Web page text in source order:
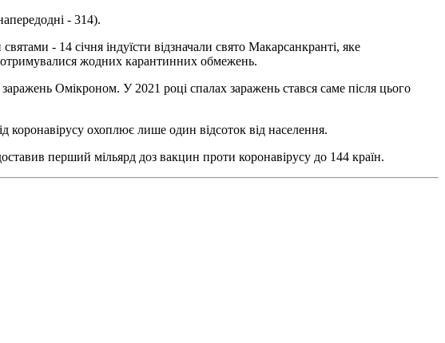
- 314).
- 14 січня індуїсти відзначали свято Макарсанкранті, яке
жодних карантинних обмежень.
Омікроном. У 2021 році спалах заражень стався саме після цього
коронавірусу охоплює лише один відсоток від населення.
перший мільярд доз вакцин проти коронавірусу до 144 країн.